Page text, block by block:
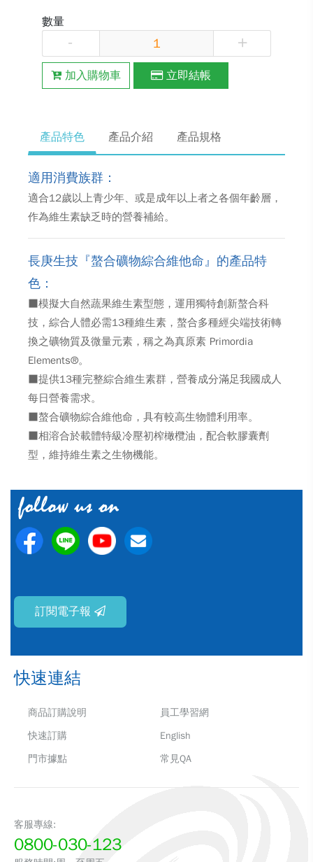
數量
- +
加入購物車 立即結帳
產品特色 產品介紹 產品規格
適用消費族群：
適合12歲以上青少年、或是成年以上者之各個年齡層，
作為維生素缺乏時的營養補給。
長庚生技『螯合礦物綜合維他命』的產品特
色：
■模擬大自然蔬果維生素型態，運用獨特創新螯合科
技，綜合人體必需13種維生素，螯合多種經尖端技術轉
換之礦物質及微量元素，稱之為真原素 Primordia
Elements®。
■提供13種完整綜合維生素群，營養成分滿足我國成人
每日營養需求。
■螯合礦物綜合維他命，具有較高生物體利用率。
■相溶合於載體特級冷壓初榨橄欖油，配合軟膠囊劑
型，維持維生素之生物機能。
訂閱電子報
快速連結
商品訂購說明
快速訂購
門市據點
員工學習網
English
常見QA
客服專線:
0800-030-123